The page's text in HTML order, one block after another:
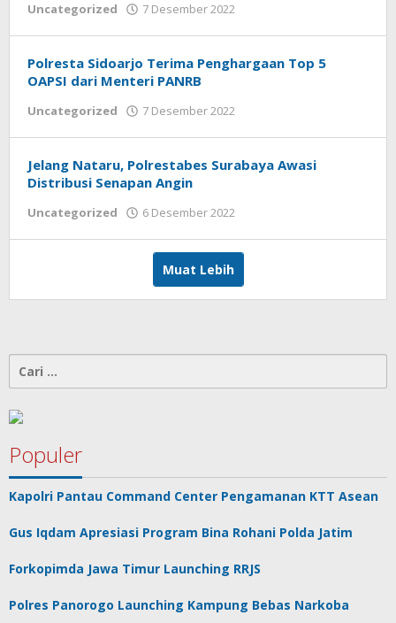
Uncategorized 7 Desember 2022
Polresta Sidoarjo Terima Penghargaan Top 5
OAPSI dari Menteri PANRB
Uncategorized 7 Desember 2022
Jelang Nataru, Polrestabes Surabaya Awasi
Distribusi Senapan Angin
Uncategorized 6 Desember 2022
Muat Lebih
untuk:
Populer
Kapolri Pantau Command Center Pengamanan KTT Asean
Gus Iqdam Apresiasi Program Bina Rohani Polda Jatim
Forkopimda Jawa Timur Launching RRJS
Polres Panorogo Launching Kampung Bebas Narkoba